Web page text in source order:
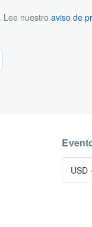
Lee nuestro aviso de
USD ·